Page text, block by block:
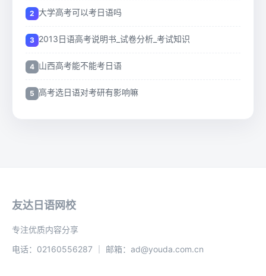
大学高考可以考日语吗
2013日语高考说明书_试卷分析_考试知识
山西高考能不能考日语
高考选日语对考研有影响嘛
友达日语网校
专注优质内容分享
电话：02160556287 ｜ 邮箱：ad@youda.com.cn